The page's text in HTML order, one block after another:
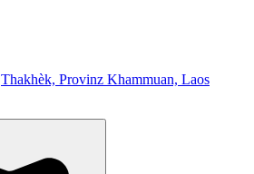
Thakhèk, Provinz Khammuan, Laos